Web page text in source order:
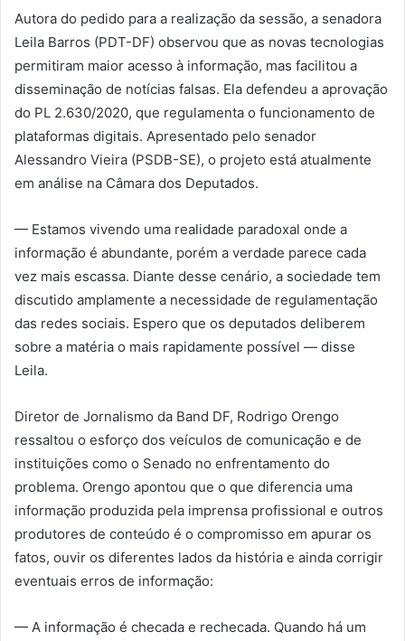
Autora do pedido para a realização da sessão, a senadora
Leila Barros (PDT-DF) observou que as novas tecnologias
permitiram maior acesso à informação, mas facilitou a
disseminação de notícias falsas. Ela defendeu a aprovação
do PL 2.630/2020, que regulamenta o funcionamento de
plataformas digitais. Apresentado pelo senador
Alessandro Vieira (PSDB-SE), o projeto está atualmente
em análise na Câmara dos Deputados.
— Estamos vivendo uma realidade paradoxal onde a
informação é abundante, porém a verdade parece cada
vez mais escassa. Diante desse cenário, a sociedade tem
discutido amplamente a necessidade de regulamentação
das redes sociais. Espero que os deputados deliberem
sobre a matéria o mais rapidamente possível — disse
Leila.
Diretor de Jornalismo da Band DF, Rodrigo Orengo
ressaltou o esforço dos veículos de comunicação e de
instituições como o Senado no enfrentamento do
problema. Orengo apontou que o que diferencia uma
informação produzida pela imprensa profissional e outros
produtores de conteúdo é o compromisso em apurar os
fatos, ouvir os diferentes lados da história e ainda corrigir
eventuais erros de informação:
— A informação é checada e rechecada. Quando há um